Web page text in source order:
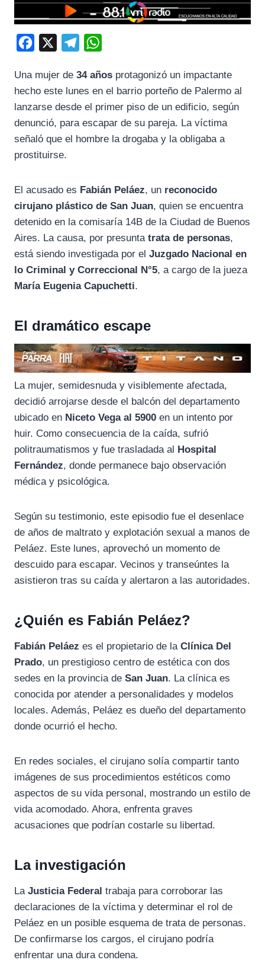
c
e
b
o
l
e
g
a
t
s
A
Una mujer de 34 años protagonizó un impactante
hecho este lunes en el barrio porteño de Palermo al
lanzarse desde el primer piso de un edificio, según
denunció, para escapar de su pareja. La víctima
señaló que el hombre la drogaba y la obligaba a
prostituirse.
El acusado es Fabián Peláez, un reconocido
cirujano plástico de San Juan, quien se encuentra
detenido en la comisaría 14B de la Ciudad de Buenos
Aires. La causa, por presunta trata de personas,
está siendo investigada por el Juzgado Nacional en
lo Criminal y Correccional N°5, a cargo de la jueza
María Eugenia Capuchetti.
El dramático escape
La mujer, semidesnuda y visiblemente afectada,
decidió arrojarse desde el balcón del departamento
ubicado en Niceto Vega al 5900 en un intento por
huir. Como consecuencia de la caída, sufrió
politraumatismos y fue trasladada al Hospital
Fernández, donde permanece bajo observación
médica y psicológica.
Según su testimonio, este episodio fue el desenlace
de años de maltrato y explotación sexual a manos de
Peláez. Este lunes, aprovechó un momento de
descuido para escapar. Vecinos y transeúntes la
asistieron tras su caída y alertaron a las autoridades.
¿Quién es Fabián Peláez?
Fabián Peláez es el propietario de la Clínica Del
Prado, un prestigioso centro de estética con dos
sedes en la provincia de San Juan. La clínica es
conocida por atender a personalidades y modelos
locales. Además, Peláez es dueño del departamento
donde ocurrió el hecho.
En redes sociales, el cirujano solía compartir tanto
imágenes de sus procedimientos estéticos como
aspectos de su vida personal, mostrando un estilo de
vida acomodado. Ahora, enfrenta graves
acusaciones que podrían costarle su libertad.
La investigación
La Justicia Federal trabaja para corroborar las
declaraciones de la víctima y determinar el rol de
Peláez en un posible esquema de trata de personas.
De confirmarse los cargos, el cirujano podría
enfrentar una dura condena.